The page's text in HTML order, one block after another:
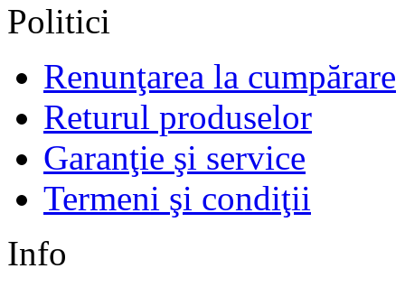
Politici
Renunţarea la cumpărare
Returul produselor
Garanţie şi service
Termeni şi condiţii
Info